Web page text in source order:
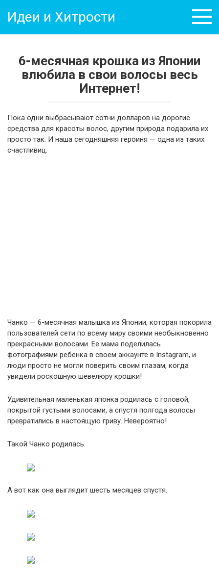
контенту
Идеи и Хитрости
6-месячная крошка из Японии
влюбила в свои волосы весь
Интернет!
Пока одни выбрасывают сотни долларов на дорогие
средства для красоты волос, другим природа подарила их
просто так. И наша сегодняшняя героиня — одна из таких
счастливиц.
Чанко — 6-месячная малышка из Японии, которая покорила
пользователей сети по всему миру своими необыкновенно
прекрасными волосами. Ее мама поделилась
фотографиями ребенка в своем аккаунте в Instagram, и
люди просто не могли поверить своим глазам, когда
увидели роскошную шевелюру крошки!
Удивительная маленькая японка родилась с головой,
покрытой густыми волосами, а спустя полгода волосы
превратились в настоящую гриву. Невероятно!
Такой Чанко родилась.
А вот как она выглядит шесть месяцев спустя.